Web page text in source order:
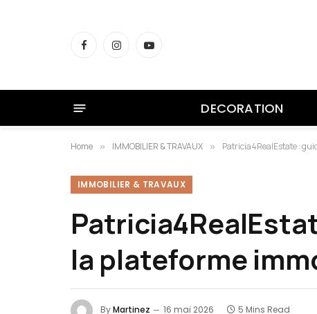
FacebookInstagramYouTube
DECORATION
Home » IMMOBILIER & TRAVAUX » Patricia4RealEstate :
IMMOBILIER & TRAVAUX
la plateforme
ByMartinez 16 mai 2026 5 Mins Read